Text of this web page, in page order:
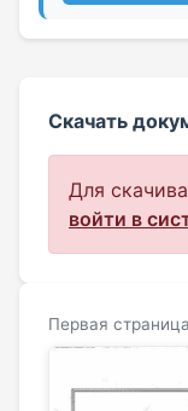
Скачать
Для
войти в
Первая